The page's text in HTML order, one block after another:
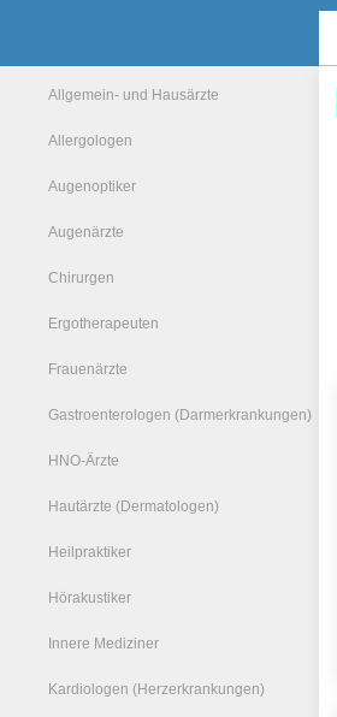
Allgemein- und Hausärzte
Allergologen
Augenoptiker
Augenärzte
Chirurgen
Ergotherapeuten
Frauenärzte
Gastroenterologen (Darmerkrankungen)
HNO-Ärzte
Hautärzte (Dermatologen)
Heilpraktiker
Hörakustiker
Innere Mediziner
Kardiologen (Herzerkrankungen)